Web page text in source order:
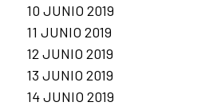
10 JUNIO 2019
11 JUNIO 2019
12 JUNIO 2019
13 JUNIO 2019
14 JUNIO 2019